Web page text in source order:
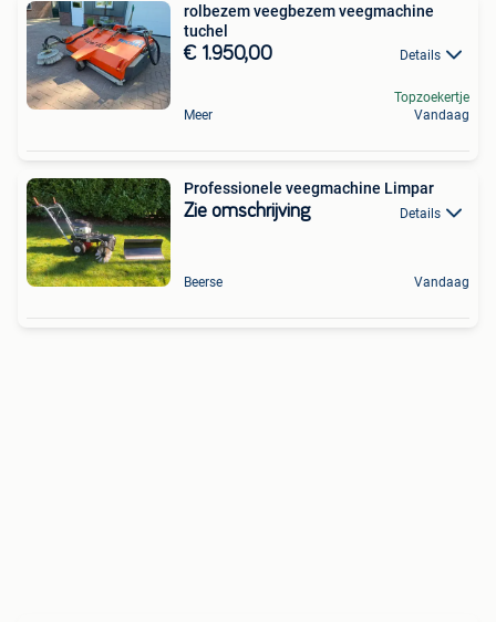
rolbezem veegbezem veegmachine
tuchel
€ 1.950,00 Details
Meer
Topzoekertje
Vandaag
Professionele veegmachine Limpar
Zie omschrijving Details
Beerse Vandaag